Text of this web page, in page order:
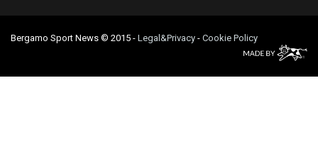
Bergamo Sport News © 2015 - Legal&Privacy - Cookie Policy